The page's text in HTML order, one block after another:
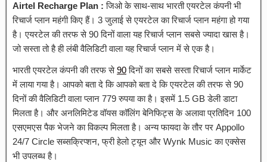
Airtel Recharge Plan :जिओ के साथ-साथ भारती एयरटेल कंपनी भी
रिचार्ज प्लान महंगी किए हैं। 3 जुलाई से एयरटेल का रिचार्ज प्लान महंगा हो गया
है। एयरटेल की तरफ से 90 दिनों वाला यह रिचार्ज प्लान सबसे ज्यादा खास है।
जो सस्ता तो है ही लंबी वैलिडिटी वाला यह रिचार्ज प्लान में से एक है।
भारती एयरटेल कंपनी की तरफ से90दिनों का सबसे सस्ता रिचार्ज प्लान मार्केट
में लाया गया है। आपको बता दे कि आपको बता दे कि एयरटेल की तरफ से 90
दिनों की वैलिडिटी वाला प्लान 779 रुपया का है। इसमें 1.5 GB डेली डाटा
मिलता है। और अनलिमिटेड वॉयस कॉलिंग बेनिफिट्स के अलावा प्रतिदिन 100
एसएमएस पैक भेजने का विकल्प मिलता है। अन्य फायदा के तौर पर Appollo
24/7 Circle सब्सक्रिप्शन, फ्री हेलो ट्यून और Wynk Music का एक्सेस
भी उपलब्ध है।